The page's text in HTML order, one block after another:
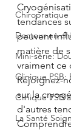
Chiropratique
Docteur en
Mini-série:
Clinique PSB:
Clinique PSB
La Santé
tendances
peuvent
matière de
vraiment ce
Rejoignez-
sur la
d'autres